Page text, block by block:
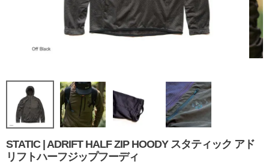
STATIC | ADRIFT HALF ZIP HOODY スタティック アド
リフトハーフジップフーディ